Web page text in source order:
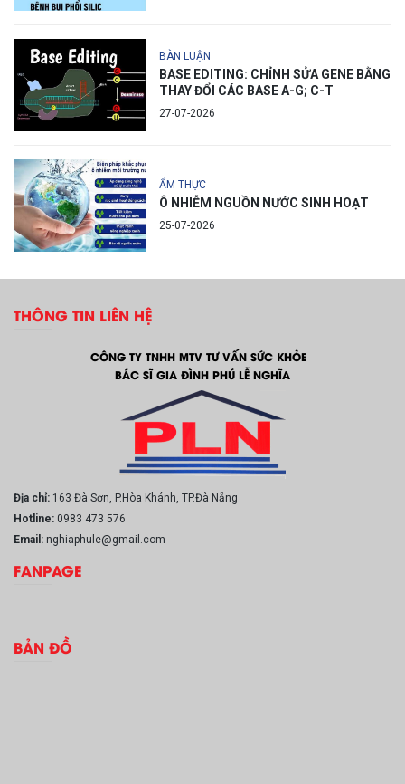
BÀN LUẬN
BASE EDITING: CHỈNH SỬA GENE BẰNG
THAY ĐỔI CÁC BASE A-G; C-T
27-07-2026
ẨM THỰC
Ô NHIỄM NGUỒN NƯỚC SINH HOẠT
25-07-2026
THÔNG TIN LIÊN HỆ
CÔNG TY TNHH MTV TƯ VẤN SỨC KHỎE –
BÁC SĨ GIA ĐÌNH PHÚ LỄ NGHĨA
Địa chỉ: 163 Đà Sơn, P.Hòa Khánh, TP.Đà Nẵng
Hotline: 0983 473 576
Email: nghiaphule@gmail.com
FANPAGE
BẢN ĐỒ